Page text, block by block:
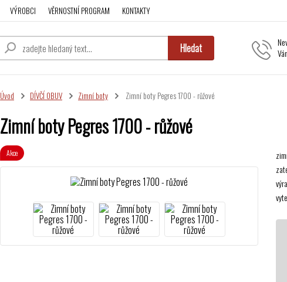
VÝROBCI VĚRNOSTNÍ PROGRAM KONTAKTY
Hledat
Úvod DÍVČÍ OBUV Zimní boty Zimní boty Pegres 1700 - růžové
Zimní boty Pegres 1700 - růžové
Akce